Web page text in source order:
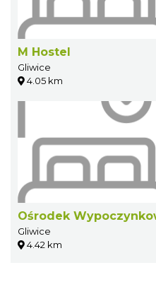
M Hostel
Gliwice
4.05 km
Ośrodek
Gliwice
4.42 km